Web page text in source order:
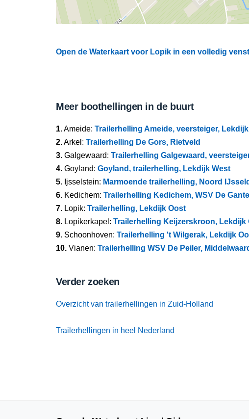
Open de Waterkaart voor Lopik in een volledig
Meer boothellingen in de buurt
1.Ameide: Trailerhelling Ameide, veersteiger, Lekdijk
2.Arkel: Trailerhelling De Gors, Rietveld
3. Galgewaard: Trailerhelling Galgewaard,
4. Goyland: Goyland, trailerhelling, Lekdijk West
5. Ijsselstein: Marmoende trailerhelling, Noord
6. Kedichem: Trailerhelling Kedichem, WSV De
7. Lopik: Trailerhelling, Lekdijk Oost
8. Lopikerkapel: Trailerhelling Keijzerskroon, Lekdijk
9. Schoonhoven: Trailerhelling 't Wilgerak, Lekdijk
10. Vianen: Trailerhelling WSV De Peiler,
Verder zoeken
Overzicht van trailerhellingen in Zuid-Holland
Trailerhellingen in heel Nederland